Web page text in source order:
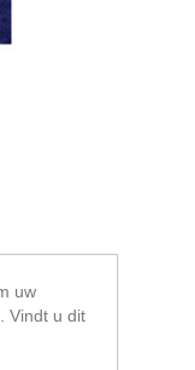
uw
Vindt u dit